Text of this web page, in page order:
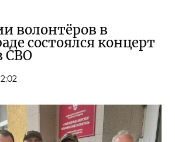
волонтёров в
состоялся концерт
СВО